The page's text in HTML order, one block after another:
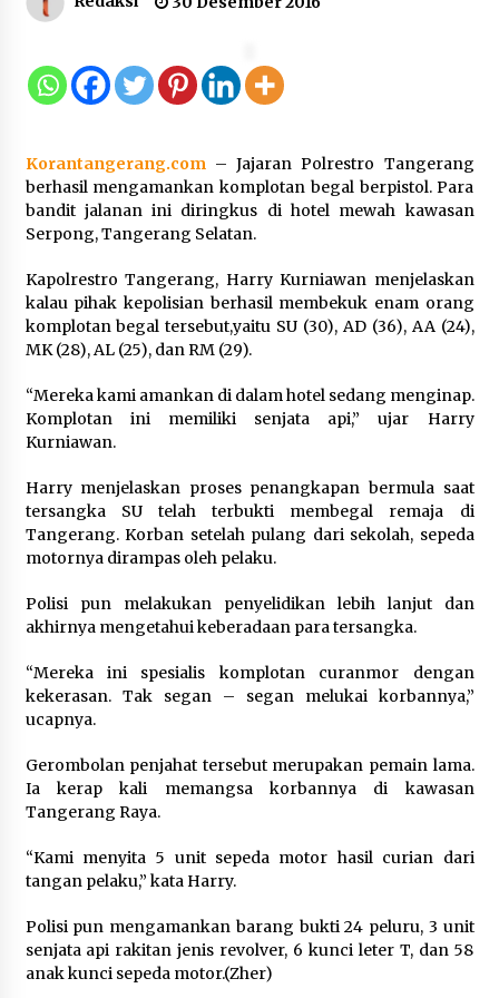
8 Agustus 2026
9 Kopi Botol Terbaik yang Praktis
untuk Menemani Aktivitas
8 Agustus 2026
Kemenpar Turut Perkuat
sebagai Destinasi Wisata Bahari
Berkelas Dunia
Festival Lembah Baliem Perkuat
Ekonomi Masyarakat Papua
Pegunungan
Bakteri Yogurt, Kenali Manfaatnya
untuk Kesehatan Pencernaan
Menjaga Kesuburan
8 Agustus 2026
Korantangerang.com– Jajaran Polrestro Tangerang
berhasil mengamankan komplotan begal berpistol. Para
bandit jalanan ini diringkus di hotel mewah kawasan
Serpong, Tangerang Selatan.
Kapolrestro Tangerang, Harry Kurniawan menjelaskan
kalau pihak kepolisian berhasil membekuk enam orang
komplotan begal tersebut,yaitu SU (30), AD (36), AA (24),
MK (28), AL (25), dan RM (29).
“Mereka kami amankan di dalam hotel sedang menginap.
Komplotan ini memiliki senjata api,” ujar Harry
Kurniawan.
Harry menjelaskan proses penangkapan bermula saat
tersangka SU telah terbukti membegal remaja di
Tangerang. Korban setelah pulang dari sekolah, sepeda
motornya dirampas oleh pelaku.
Polisi pun melakukan penyelidikan lebih lanjut dan
akhirnya mengetahui keberadaan para tersangka.
“Mereka ini spesialis komplotan curanmor dengan
kekerasan. Tak segan – segan melukai korbannya,”
ucapnya.
Gerombolan penjahat tersebut merupakan pemain lama.
Ia kerap kali memangsa korbannya di kawasan
Tangerang Raya.
“Kami menyita 5 unit sepeda motor hasil curian dari
tangan pelaku,” kata Harry.
Polisi pun mengamankan barang bukti 24 peluru, 3 unit
senjata api rakitan jenis revolver, 6 kunci leter T, dan 58
anak kunci sepeda motor.(Zher)